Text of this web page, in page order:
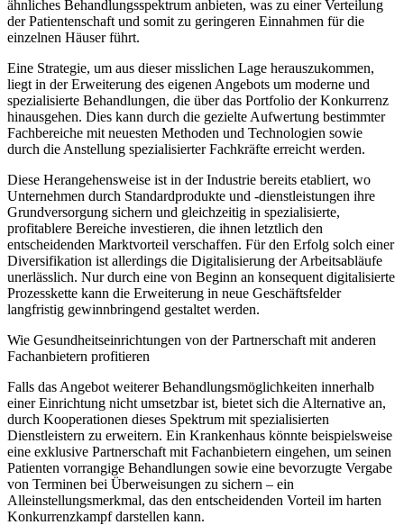
ähnliches Behandlungsspektrum anbieten, was zu einer Verteilung
der Patientenschaft und somit zu geringeren Einnahmen für die
einzelnen Häuser führt.
Eine Strategie, um aus dieser misslichen Lage herauszukommen,
liegt in der Erweiterung des eigenen Angebots um moderne und
spezialisierte Behandlungen, die über das Portfolio der Konkurrenz
hinausgehen. Dies kann durch die gezielte Aufwertung bestimmter
Fachbereiche mit neuesten Methoden und Technologien sowie
durch die Anstellung spezialisierter Fachkräfte erreicht werden.
Diese Herangehensweise ist in der Industrie bereits etabliert, wo
Unternehmen durch Standardprodukte und -dienstleistungen ihre
Grundversorgung sichern und gleichzeitig in spezialisierte,
profitablere Bereiche investieren, die ihnen letztlich den
entscheidenden Marktvorteil verschaffen. Für den Erfolg solch einer
Diversifikation ist allerdings die Digitalisierung der Arbeitsabläufe
unerlässlich. Nur durch eine von Beginn an konsequent digitalisierte
Prozesskette kann die Erweiterung in neue Geschäftsfelder
langfristig gewinnbringend gestaltet werden.
Wie Gesundheitseinrichtungen von der Partnerschaft mit anderen
Fachanbietern profitieren
Falls das Angebot weiterer Behandlungsmöglichkeiten innerhalb
einer Einrichtung nicht umsetzbar ist, bietet sich die Alternative an,
durch Kooperationen dieses Spektrum mit spezialisierten
Dienstleistern zu erweitern. Ein Krankenhaus könnte beispielsweise
eine exklusive Partnerschaft mit Fachanbietern eingehen, um seinen
Patienten vorrangige Behandlungen sowie eine bevorzugte Vergabe
von Terminen bei Überweisungen zu sichern – ein
Alleinstellungsmerkmal, das den entscheidenden Vorteil im harten
Konkurrenzkampf darstellen kann.